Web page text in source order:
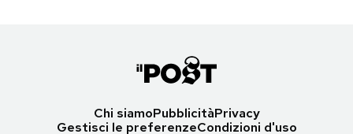
Chi siamoPubblicitàPrivacy
Gestisci le preferenzeCondizioni d'uso